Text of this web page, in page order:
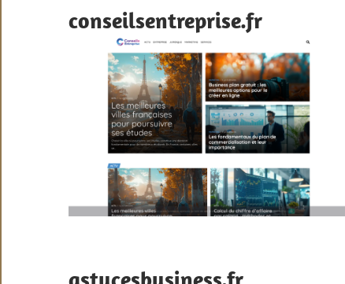
conseilsentreprise.fr